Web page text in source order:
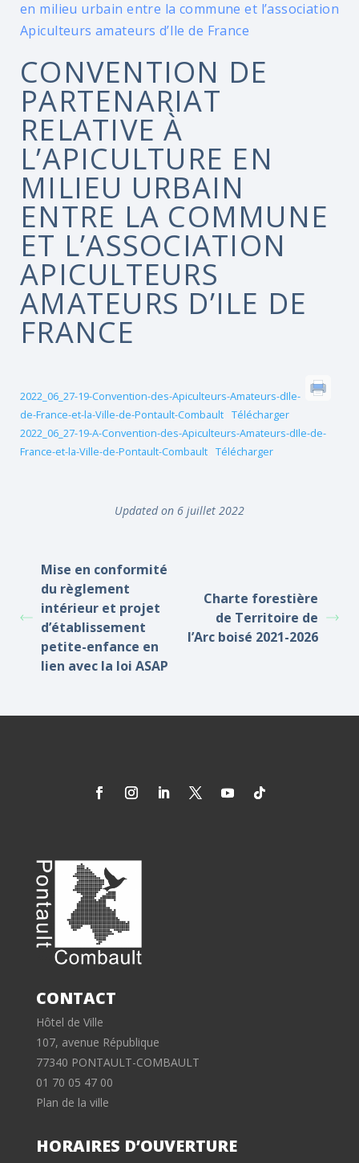
en milieu urbain entre la commune et l’association
Apiculteurs amateurs d’Ile de France
CONVENTION DE
PARTENARIAT
RELATIVE À
L’APICULTURE EN
MILIEU URBAIN
ENTRE LA COMMUNE
ET L’ASSOCIATION
APICULTEURS
AMATEURS D’ILE DE
FRANCE
2022_06_27-19-Convention-des-Apiculteurs-Amateurs-dIle-
de-France-et-la-Ville-de-Pontault-Combault Télécharger
2022_06_27-19-A-Convention-des-Apiculteurs-Amateurs-dIle-de-
France-et-la-Ville-de-Pontault-Combault Télécharger
Updated on 6 juillet 2022
Mise en conformité
du règlement
intérieur et projet
d’établissement
petite-enfance en
lien avec la loi ASAP
Charte forestière
de Territoire de
l’Arc boisé 2021-2026
CONTACT
Hôtel de Ville
107, avenue République
77340 PONTAULT-COMBAULT
01 70 05 47 00
Plan de la ville
HORAIRES D’OUVERTURE